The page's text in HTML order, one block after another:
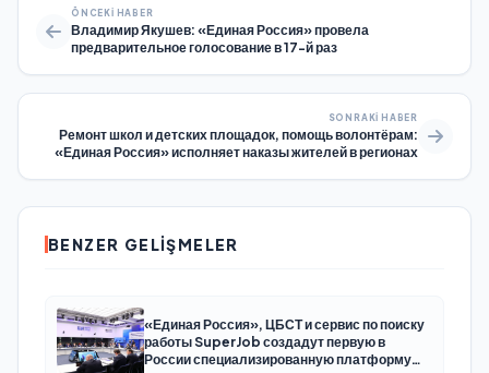
ÖNCEKI HABER
Владимир Якушев: «Единая Россия» провела
предварительное голосование в 17-й раз
SONRAKI HABER
Ремонт школ и детских площадок, помощь волонтёрам:
«Единая Россия» исполняет наказы жителей в регионах
BENZER GELIŞMELER
«Единая Россия», ЦБСТ и сервис по поиску
работы SuperJob создадут первую в
России специализированную платформу